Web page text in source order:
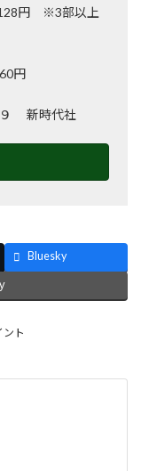
円 ※3部以上
円
９ 新時代社
Bluesky
ト